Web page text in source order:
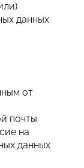
данных
от
почты
на
данных